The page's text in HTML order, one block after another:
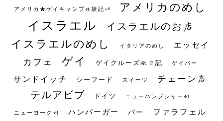
アメリカ★ゲイキャンプ体験記S3 アメリカのめし
イスラエル イスラエルのお店
イスラエルのめし イタリアのめし エッセイ
カフェ ゲイ ゲイクルーズ旅日記 ゲイバー
サンドイッチ シーフード スイーツ チェーン店
テルアビブ ドイツ ニューハンプシャー州
ニューヨーク州 ハンバーガー バー ファラフェル